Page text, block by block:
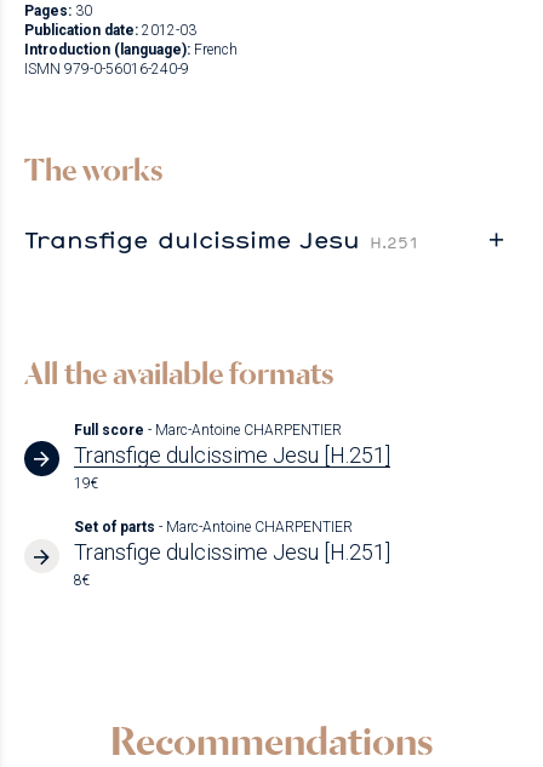
Pages: 30
Publication date: 2012-03
Introduction (language): French
ISMN 979-0-56016-240-9
The works
Transfige dulcissime Jesu H.251
All the available formats
Full score - Marc-Antoine CHARPENTIER
Transfige dulcissime Jesu [H.251]
19€
Set of parts - Marc-Antoine CHARPENTIER
Transfige dulcissime Jesu [H.251]
8€
Recommendations